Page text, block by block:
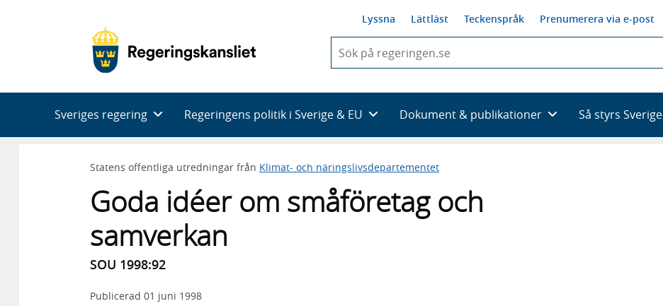
Lyssna Lättläst Teckenspråk Prenumerera via e-post
du
skriva
framträder
en
med
sökförslag
Sveriges regering Regeringens politik i Sverige & EU Dokument & publikationer Så styrs Sverige
Statens offentliga utredningar från Klimat- och näringslivsdepartementet
Goda idéer om småföretag och
samverkan
SOU 1998:92
Publicerad 01 juni 1998